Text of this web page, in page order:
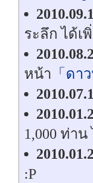
ระลึก ได้เ
หน้า 「ดา
1,000 ท่า
:P